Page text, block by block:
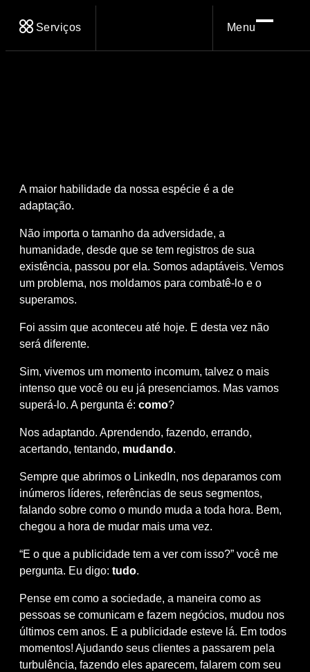
Serviços Menu
A maior habilidade da nossa espécie é a de
adaptação.
Não importa o tamanho da adversidade, a
humanidade, desde que se tem registros de sua
existência, passou por ela. Somos adaptáveis. Vemos
um problema, nos moldamos para combatê-lo e o
superamos.
Foi assim que aconteceu até hoje. E desta vez não
será diferente.
Sim, vivemos um momento incomum, talvez o mais
intenso que você ou eu já presenciamos. Mas vamos
superá-lo. A pergunta é: como?
Nos adaptando. Aprendendo, fazendo, errando,
acertando, tentando, mudando.
Sempre que abrimos o LinkedIn, nos deparamos com
inúmeros líderes, referências de seus segmentos,
falando sobre como o mundo muda a toda hora. Bem,
chegou a hora de mudar mais uma vez.
“E o que a publicidade tem a ver com isso?” você me
pergunta. Eu digo: tudo.
Pense em como a sociedade, a maneira como as
pessoas se comunicam e fazem negócios, mudou nos
últimos cem anos. E a publicidade esteve lá. Em todos
momentos! Ajudando seus clientes a passarem pela
turbulência, fazendo eles aparecem, falarem com seu